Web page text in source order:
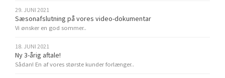
29. JUNI 2021
Sæsonafslutning på vores video-dokumentar
Vi ønsker en god sommer..
18. JUNI 2021
Ny 3-årig aftale!
Sådan! En af vores største kunder forlænger..